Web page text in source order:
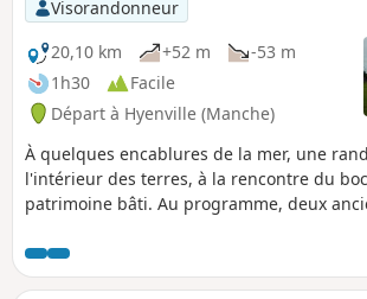
Visorandonneur
20,10 km
+52 m
-53 m
1h30
Facile
Départ à Hyenville (Manche)
À quelques encablures de la mer, une
l'intérieur des terres, à la rencontre du
patrimoine bâti. Au programme, deux
manoirs dont celui de Quettreville qui fut
corsaire Robert Surcouf.